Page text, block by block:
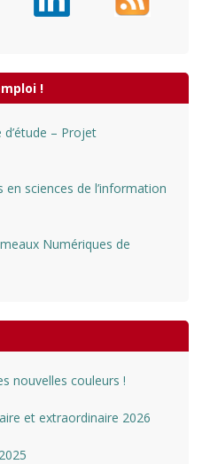
!
– Projet
en sciences de l’information
Numériques de
nouvelles couleurs !
et extraordinaire 2026